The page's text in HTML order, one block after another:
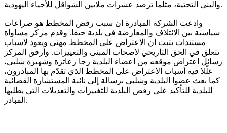
والبنى التحتية، مثلما ترصد عشرات ملايين الشواقل للأحياء اليهودية.
وادعت الشركة المبادرة ان سبب رفض المخطط هو صراعات
سياسية بين الائتلاف والمعارضة في بلدية حيفا. وقدم مركز مساواة
مستندات تثبت ان الاعتراض على المخطط مهني ويعود لاسباب
تتعلق في الحق التاريخي لاصحاب المبنى والتغييرات. وأرفق المركز
رسائل اعتراض موقعه من اعضاء البلدية رجا زعاترة وشهيرة شلبي،
علّلا فيه أسباب الاعتراض على المخطط الذي تقدّم بها المبادرون،
كما بعث عضوا البلدية وشلبي برسالة إلى نائبة المستشارة القضائية
للبلدية للتأكيد على رفض البلدية للتغييرات والتعديلات التي يطلبها
المبادر.